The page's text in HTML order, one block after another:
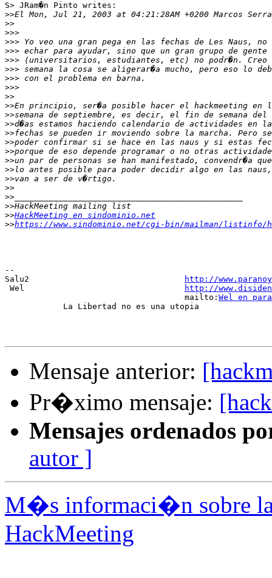
S> JRam�n Pinto writes:
>>
>>
>>>
>>>
>>>
>>>
>>>
>>>
>>>
>>
>>
>>
>>
>>
>>
>>
>>
>>
>>
>>
>>
>>
>>HackMeeting en sindominio.net
>>https://www.sindominio.net/cgi-bin/mailman/listinfo/
--
Salu2
http://
Wel
http://
                                     mailto:
Wel en
            La Libertad no es una utopia
Mensaje anterior:
Pr�ximo mensaje:
Mensajes ordenados
autor ]
M�s informaci�n sobre
HackMeeting